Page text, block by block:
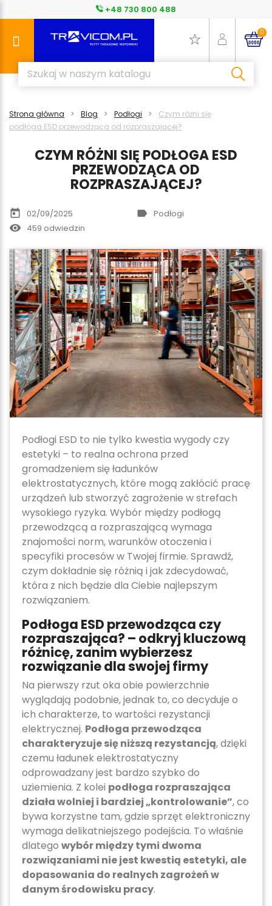
+48 730 800 488
0
Strona główna Blog Podłogi
Czym różni się
podłoga ESD przewodząca od rozpraszającej?
CZYM RÓŻNI SIĘ PODŁOGA ESD
PRZEWODZĄCA OD
ROZPRASZAJĄCEJ?
today 02/09/2025 label Podłogi
remove_red_eye 459 odwiedzin
Podłogi ESD to nie tylko kwestia wygody czy
estetyki – to realna ochrona przed
gromadzeniem się ładunków
elektrostatycznych, które mogą zakłócić pracę
urządzeń lub stworzyć zagrożenie w strefach
wysokiego ryzyka. Wybór między podłogą
przewodzącą a rozpraszającą wymaga
znajomości norm, warunków otoczenia i
specyfiki procesów w Twojej firmie. Sprawdź,
czym dokładnie się różnią i jak zdecydować,
która z nich będzie dla Ciebie najlepszym
rozwiązaniem.
Podłoga ESD przewodząca czy
rozpraszająca? – odkryj kluczową
różnicę, zanim wybierzesz
rozwiązanie dla swojej firmy
Na pierwszy rzut oka obie powierzchnie
wyglądają podobnie, jednak to, co decyduje o
ich charakterze, to wartości rezystancji
elektrycznej. Podłoga przewodząca
charakteryzuje się niższą rezystancją, dzięki
czemu ładunek elektrostatyczny
odprowadzany jest bardzo szybko do
uziemienia. Z kolei podłoga rozpraszająca
działa wolniej i bardziej „kontrolowanie”, co
bywa korzystne tam, gdzie sprzęt elektroniczny
wymaga delikatniejszego podejścia. To właśnie
dlatego wybór między tymi dwoma
rozwiązaniami nie jest kwestią estetyki, ale
dopasowania do realnych zagrożeń w
danym środowisku pracy.